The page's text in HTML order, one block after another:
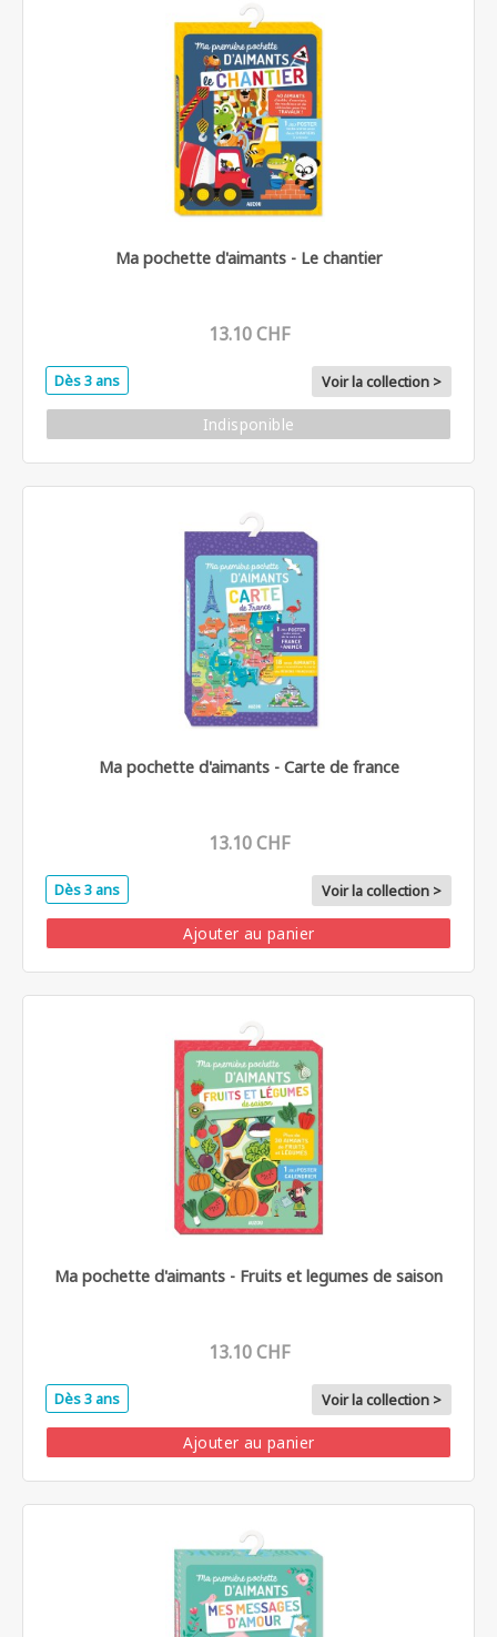
Ma pochette d'aimants - Le chantier
13.10 CHF
Dès 3 ans Voir la collection >
Indisponible
Ma pochette d'aimants - Carte de france
13.10 CHF
Dès 3 ans Voir la collection >
Ajouter au panier
Ma pochette d'aimants - Fruits et legumes de saison
13.10 CHF
Dès 3 ans Voir la collection >
Ajouter au panier